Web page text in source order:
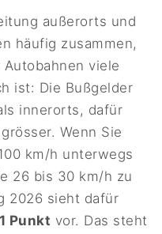
außerorts und
häufig zusammen,
viele
ist: Die Bußgelder
innerorts, dafür
Wenn Sie
km/h unterwegs
26 bis 30 km/h zu
2026 sieht dafür
1 Punkt vor. Das steht